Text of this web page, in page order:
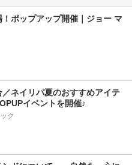
ポップアップ開催｜ジョー マ
ネイリパ夏のおすすめアイテ
イベントを開催♪
ク